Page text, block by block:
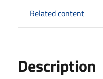
Related content
Description